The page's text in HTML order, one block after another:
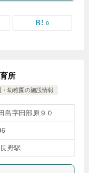
0
所
幼稚園の施設情報
島字田部原９０
野駅